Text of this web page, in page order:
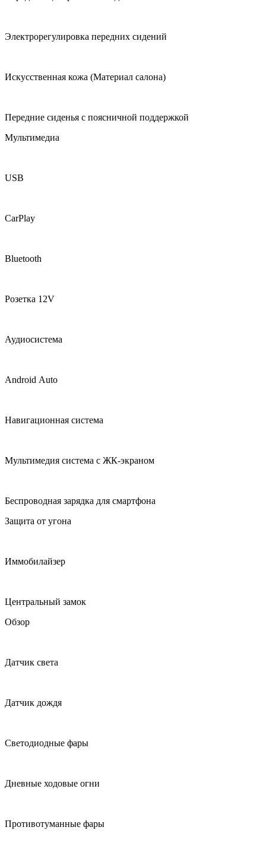
Электрорегулировка передних сидений
Искусственная кожа (Материал салона)
Передние сиденья с поясничной поддержкой
Мультимедиа
USB
CarPlay
Bluetooth
Розетка 12V
Аудиосистема
Android Auto
Навигационная система
Мультимедия система с ЖК‑экраном
Беспроводная зарядка для смартфона
Защита от угона
Иммобилайзер
Центральный замок
Обзор
Датчик света
Датчик дождя
Светодиодные фары
Дневные ходовые огни
Противотуманные фары